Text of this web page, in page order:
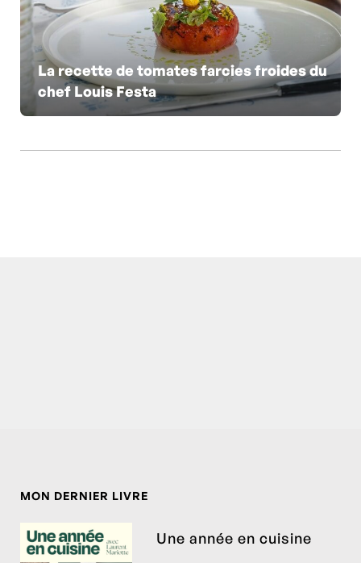
La recette de tomates farcies froides du
chef Louis Festa
MON DERNIER LIVRE
Une année en cuisine